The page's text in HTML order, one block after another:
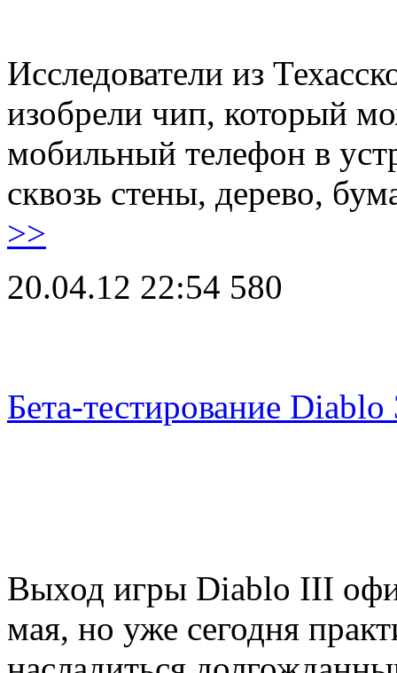
Исследователи из
изобрели чип, который
мобильный телефон в
сквозь стены, дерево,
>>
20.04.12 22:54 580
Бета-тестирование Diablo
Выход игры Diablo III
мая, но уже сегодня